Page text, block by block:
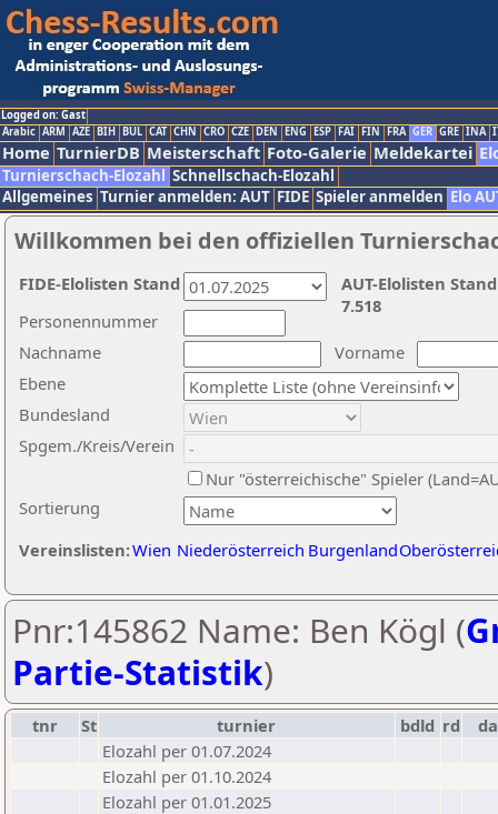
Logged on: Gast
Arabic ARM AZE BIH BUL CAT CHN CRO CZE DEN ENG ESP FAI FIN FRA GER GRE INA
Home TurnierDB Meisterschaft Foto-Galerie Meldekartei
Turnierschach-Elozahl Schnellschach-Elozahl
Allgemeines Turnier anmelden: AUT FIDE Spieler anmelden Elo
Willkommen bei den offiziellen
Nachname
Vorname
Ebene
Sortierung
Personennummer
Bundesland
Spgem./Kreis/Verein
Nur "österreichische" Spieler
Vereinslisten:Wien Niederösterreich Burgenland
AUT-Elolisten
7.518
FIDE-Elolisten Stand
Pnr:145862 Name: Ben Kögl (
Partie-Statistik)
tnr St turnier bdld rd
Elozahl per 01.07.2024
Elozahl per 01.10.2024
Elozahl per 01.01.2025